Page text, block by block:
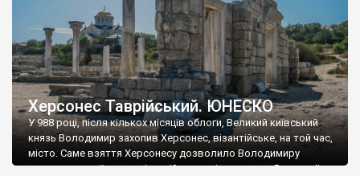
Херсонес Таврійський. ЮНЕСКО
У 988 році, після кількох місяців облоги, Великий київський
князь Володимир захопив Херсонес, візантійське, на той час,
місто. Саме взяття Херсонесу дозволило Володимиру
диктувати свої умови візантійському імператору Василю ІІ, та